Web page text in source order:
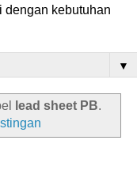
dengan kebutuhan
▼
lead sheet PB.